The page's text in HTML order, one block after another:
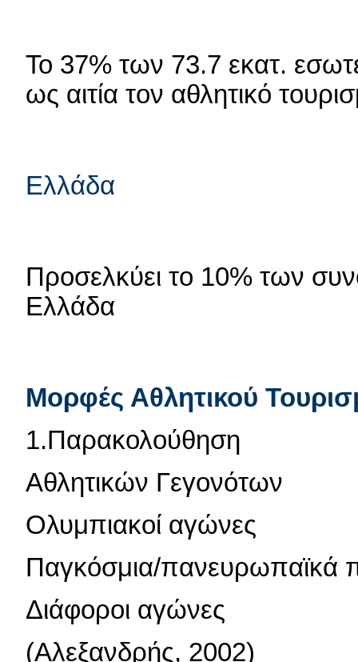
Το 37% των 73.7 εκατ.
ως αιτία τον αθλητικό
Ελλάδα
Προσελκύει το 10% των
Ελλάδα
Μορφές Αθλητικού
1.Παρακολούθηση
Αθλητικών Γεγονότων
Ολυμπιακοί αγώνες
Παγκόσμια/πανευρωπαϊκά
Διάφοροι αγώνες
(Αλεξανδρής, 2002)